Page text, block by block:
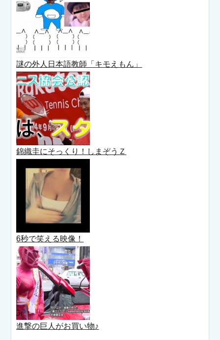
謎の外人日本語教師「キモえもん」
錦織圭にそっくり！しまぞうＺ
6秒で笑える映像！
進撃の巨人がお買い物♪